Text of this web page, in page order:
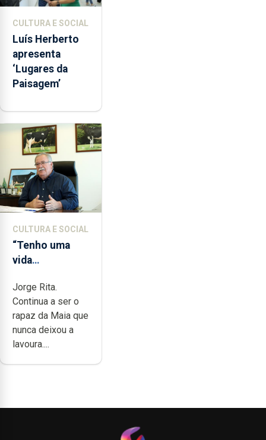
CULTURA E SOCIAL
Luís Herberto
apresenta
‘Lugares da
Paisagem’
CULTURA E SOCIAL
“Tenho uma
vida
cheia de
trabalho,
dedicação,
gosto e muita
paixão”
Jorge Rita.
Continua a ser o
rapaz da Maia que
nunca deixou a
lavoura....